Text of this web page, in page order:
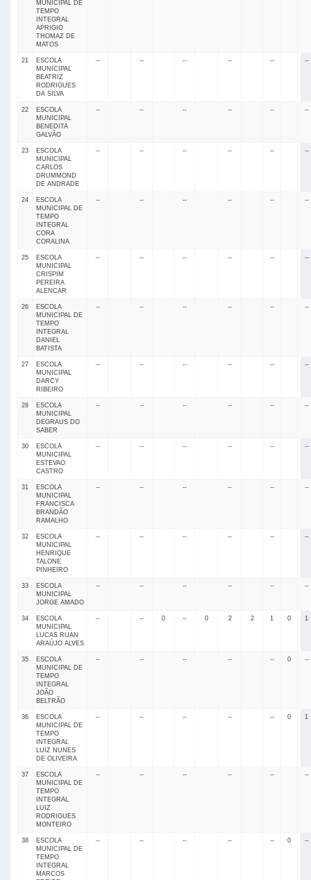
MUNICIPAL DE
TEMPO
INTEGRAL
APRIGIO
THOMAZ DE
MATOS
21
ESCOLA
MUNICIPAL
BEATRIZ
RODRIGUES
DA SILVA
-- -- -- -- -- --
22
ESCOLA
MUNICIPAL
BENEDITA
GALVÃO
-- -- -- -- -- --
23
ESCOLA
MUNICIPAL
CARLOS
DRUMMOND
DE ANDRADE
-- -- -- -- -- --
24
ESCOLA
MUNICIPAL DE
TEMPO
INTEGRAL
CORA
CORALINA
-- -- -- -- -- --
25
ESCOLA
MUNICIPAL
CRISPIM
PEREIRA
ALENCAR
-- -- -- -- -- --
26
ESCOLA
MUNICIPAL DE
TEMPO
INTEGRAL
DANIEL
BATISTA
-- -- -- -- -- --
27
ESCOLA
MUNICIPAL
DARCY
RIBEIRO
-- -- -- -- -- --
28
ESCOLA
MUNICIPAL
DEGRAUS DO
SABER
-- -- -- -- -- --
30
ESCOLA
MUNICIPAL
ESTEVAO
CASTRO
-- -- -- -- -- --
31
ESCOLA
MUNICIPAL
FRANCISCA
BRANDÃO
RAMALHO
-- -- -- -- -- --
32
ESCOLA
MUNICIPAL
HENRIQUE
TALONE
PINHEIRO
-- -- -- -- -- --
33
ESCOLA
MUNICIPAL
JORGE AMADO
-- -- -- -- -- --
34
ESCOLA
MUNICIPAL
LUCAS RUAN
ARAÚJO ALVES
-- -- 0 -- 0 2 2 1 0 1
35
ESCOLA
MUNICIPAL DE
TEMPO
INTEGRAL
JOÃO
BELTRÃO
-- -- -- -- -- 0 --
36
ESCOLA
MUNICIPAL DE
TEMPO
INTEGRAL
LUIZ NUNES
DE OLIVEIRA
-- -- -- -- -- 0 1
37
ESCOLA
MUNICIPAL DE
TEMPO
INTEGRAL
LUIZ
RODRIGUES
MONTEIRO
-- -- -- -- -- --
38
ESCOLA
MUNICIPAL DE
TEMPO
INTEGRAL
MARCOS
-- -- -- -- -- 0 --